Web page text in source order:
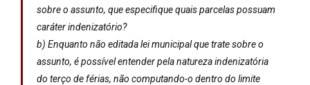
sobre o assunto, que especifique quais parcelas possuam
caráter indenizatório?
b) Enquanto não editada lei municipal que trate sobre o
assunto, é possível entender pela natureza indenizatória
do terço de férias, não computando-o dentro do limite